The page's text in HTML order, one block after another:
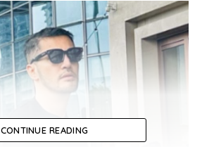
CONTINUE READING